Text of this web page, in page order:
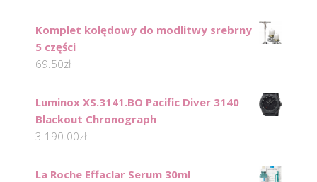
Komplet kolędowy do modlitwy srebrny
5 części
69.50zł
Luminox XS.3141.BO Pacific Diver 3140
Blackout Chronograph
3 190.00zł
La Roche Effaclar Serum 30ml